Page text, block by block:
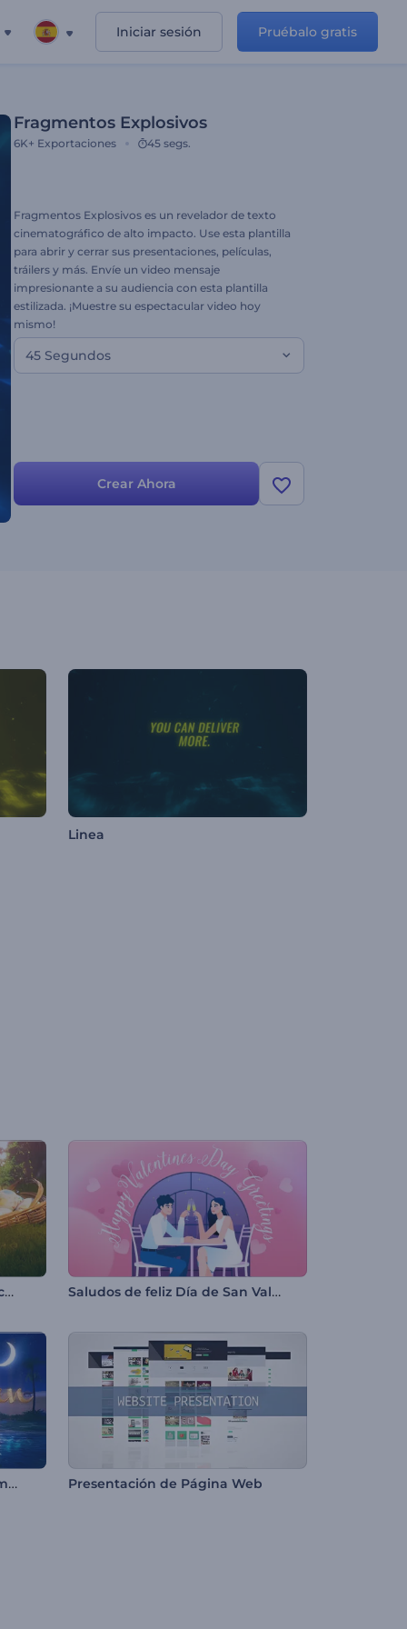
Iniciar sesión Pruébalo gratis
Fragmentos Explosivos
6K+ Exportaciones 45 segs.
Fragmentos Explosivos es un revelador de texto
cinematográfico de alto impacto. Use esta plantilla
para abrir y cerrar sus presentaciones, películas,
tráilers y más. Envíe un video mensaje
impresionante a su audiencia con esta plantilla
estilizada. ¡Muestre su espectacular video hoy
mismo!
45 Segundos
Crear Ahora
Linea
Aventuras del Conejo de Pascua Saludos de feliz Día de San Valentín
Intro - Luna Creciente de Ramadán Presentación de Página Web